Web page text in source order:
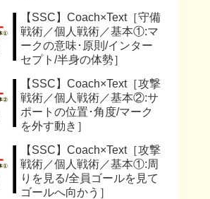
【SSC】Coach×Text［守備
戦術／個人戦術／基本①:マ
ークの意味･原則/インター
セプト/半身の体勢］
【SSC】Coach×Text［攻撃
戦術／個人戦術／基本②:サ
ポートの位置･角度/マーク
を外す動き］
【SSC】Coach×Text［攻撃
戦術／個人戦術／基本①:周
りを見る/全員ゴールを見て
ゴールへ向かう］